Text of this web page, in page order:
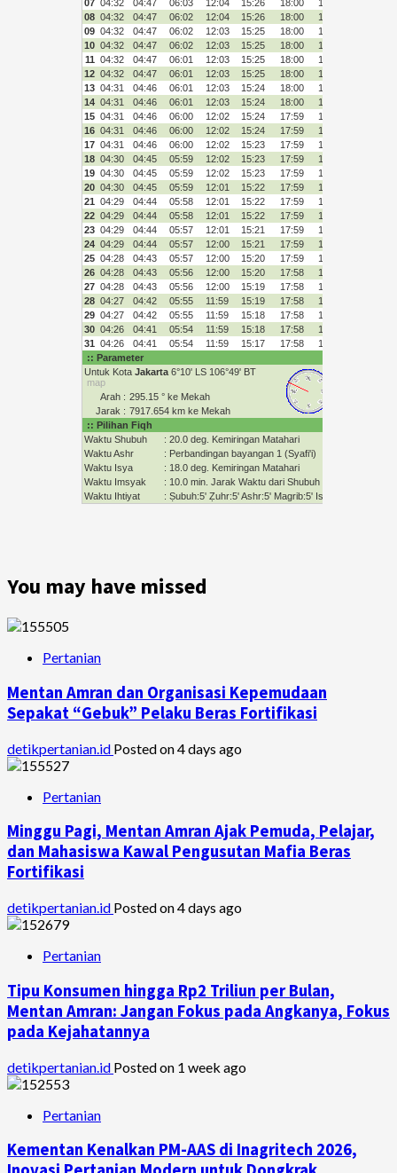
You may have missed
Pertanian
Mentan Amran dan Organisasi Kepemudaan
Sepakat “Gebuk” Pelaku Beras Fortifikasi
detikpertanian.id Posted on 4 days ago
Pertanian
Minggu Pagi, Mentan Amran Ajak Pemuda, Pelajar,
dan Mahasiswa Kawal Pengusutan Mafia Beras
Fortifikasi
detikpertanian.id Posted on 4 days ago
Pertanian
Tipu Konsumen hingga Rp2 Triliun per Bulan,
Mentan Amran: Jangan Fokus pada Angkanya, Fokus
pada Kejahatannya
detikpertanian.id Posted on 1 week ago
Pertanian
Kementan Kenalkan PM-AAS di Inagritech 2026,